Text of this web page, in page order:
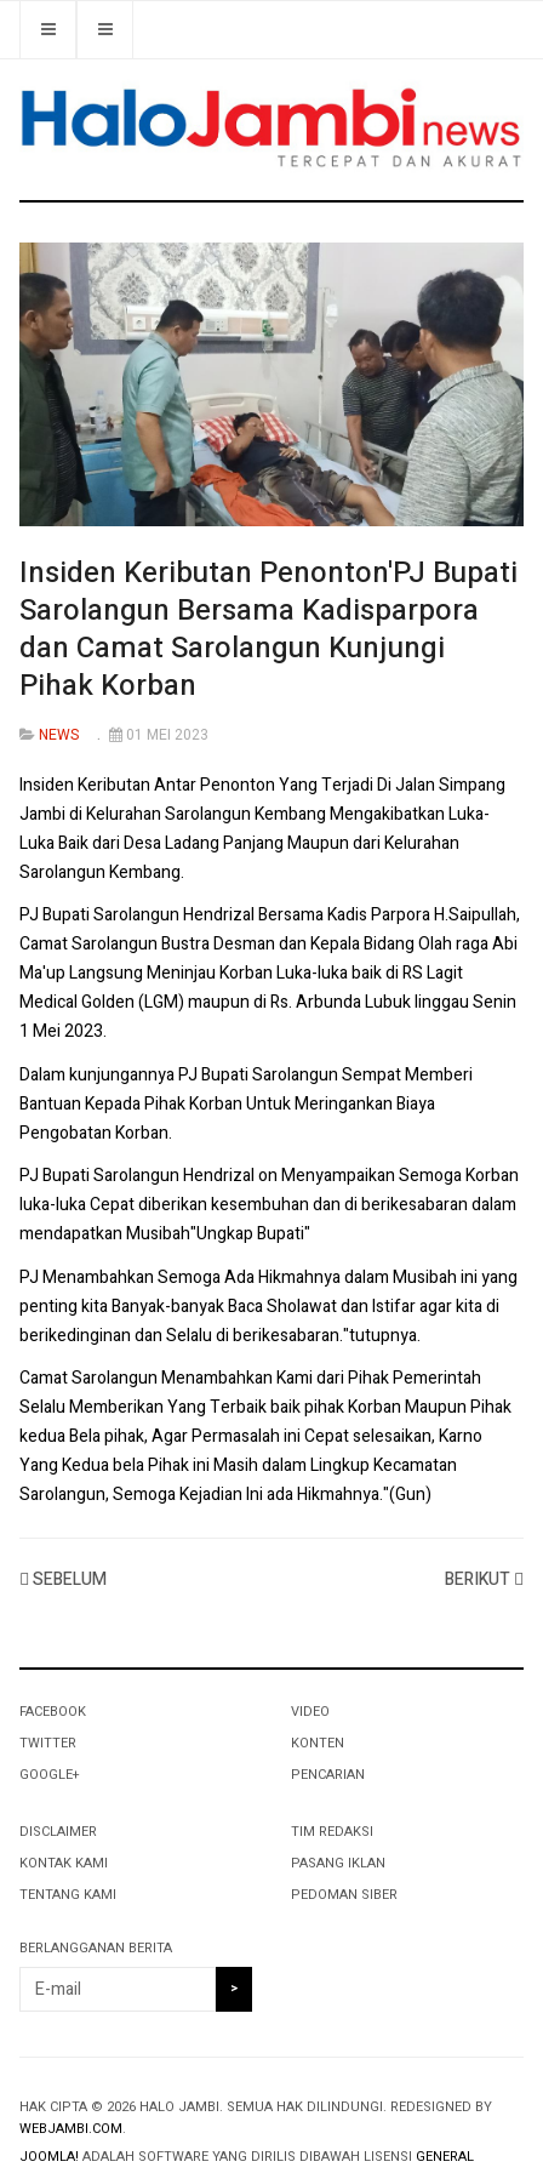
Insiden Keributan Penonton'PJ Bupati
Sarolangun Bersama Kadisparpora
dan Camat Sarolangun Kunjungi
Pihak Korban
NEWS 01 MEI 2023
Insiden Keributan Antar Penonton Yang Terjadi Di Jalan Simpang
Jambi di Kelurahan Sarolangun Kembang Mengakibatkan Luka-
Luka Baik dari Desa Ladang Panjang Maupun dari Kelurahan
Sarolangun Kembang.
PJ Bupati Sarolangun Hendrizal Bersama Kadis Parpora H.Saipullah,
Camat Sarolangun Bustra Desman dan Kepala Bidang Olah raga Abi
Ma'up Langsung Meninjau Korban Luka-luka baik di RS Lagit
Medical Golden (LGM) maupun di Rs.Arbunda Lubuk linggau Senin
1 Mei 2023.
Dalam kunjungannya PJ Bupati Sarolangun Sempat Memberi
Bantuan Kepada Pihak Korban Untuk Meringankan Biaya
Pengobatan Korban.
PJ Bupati Sarolangun Hendrizal on Menyampaikan Semoga Korban
luka-luka Cepat diberikan kesembuhan dan di berikesabaran dalam
mendapatkan Musibah"Ungkap Bupati"
PJ Menambahkan Semoga Ada Hikmahnya dalam Musibah ini yang
penting kita Banyak-banyak Baca Sholawat dan Istifar agar kita di
berikedinginan dan Selalu di berikesabaran."tutupnya.
Camat Sarolangun Menambahkan Kami dari Pihak Pemerintah
Selalu Memberikan Yang Terbaik baik pihak Korban Maupun Pihak
kedua Bela pihak, Agar Permasalah ini Cepat selesaikan, Karno
Yang Kedua bela Pihak ini Masih dalam Lingkup Kecamatan
Sarolangun, Semoga Kejadian Ini ada Hikmahnya."(Gun)
SEBELUM BERIKUT
FACEBOOK
TWITTER
GOOGLE+
VIDEO
KONTEN
PENCARIAN
DISCLAIMER
KONTAK KAMI
TENTANG KAMI
TIM REDAKSI
PASANG IKLAN
PEDOMAN SIBER
BERLANGGANAN BERITA
HAK CIPTA © 2026 HALO JAMBI. SEMUA HAK DILINDUNGI. REDESIGNED BY
WEBJAMBI.COM.
JOOMLA! ADALAH SOFTWARE YANG DIRILIS DIBAWAH LISENSI GENERAL